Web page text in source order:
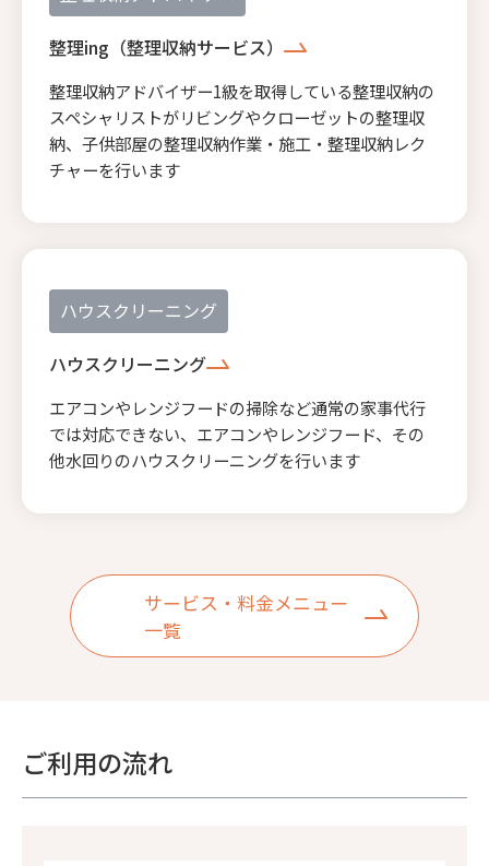
整理ing（整理収納サービス）
整理収納アドバイザー1級を取得している整理収納の
スペシャリストがリビングやクローゼットの整理収
納、子供部屋の整理収納作業・施工・整理収納レク
チャーを行います
ハウスクリーニング
ハウスクリーニング
エアコンやレンジフードの掃除など通常の家事代行
では対応できない、エアコンやレンジフード、その
他水回りのハウスクリーニングを行います
サービス・料金メニュー
一覧
ご利用の流れ